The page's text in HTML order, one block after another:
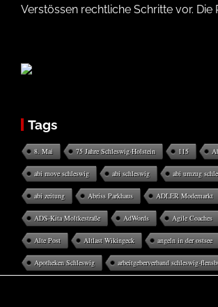
Verstössen rechtliche Schritte vor. Die
Tags
8. Mai 75 Jahre Schleswig-Holstein 115
abi move schleswig abi schleswig abi umzug
abi zeitung Abriss Parkhaus ADLER Modemarkt
ADS-Kita Moltkestraße AdWords Agile Coaches
Alte Post Altlast Wikingeck angeln in der ostsee
Apotheken Schleswig arbeitgeberverband schleswig-